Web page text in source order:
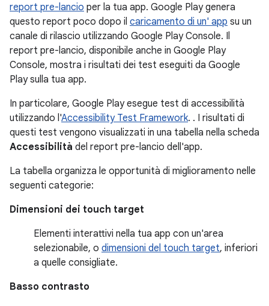
report pre-lancio per la tua app. Google Play genera
questo report poco dopo il caricamento di un' app su un
canale di rilascio utilizzando Google Play Console. Il
report pre-lancio, disponibile anche in Google Play
Console, mostra i risultati dei test eseguiti da Google
Play sulla tua app.
In particolare, Google Play esegue test di accessibilità
utilizzando l'Accessibility Test Framework. . I risultati di
questi test vengono visualizzati in una tabella nella scheda
Accessibilità del report pre-lancio dell'app.
La tabella organizza le opportunità di miglioramento nelle
seguenti categorie:
Dimensioni dei touch target
Elementi interattivi nella tua app con un'area
selezionabile, o dimensioni del touch target, inferiori
a quelle consigliate.
Basso contrasto